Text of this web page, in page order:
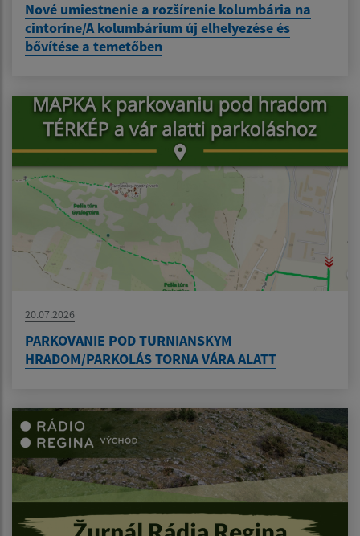
Nové umiestnenie a rozšírenie kolumbária na
cintoríne/A kolumbárium új elhelyezése és
bővítése a temetőben
20.07.2026
PARKOVANIE POD TURNIANSKYM
HRADOM/PARKOLÁS TORNA VÁRA ALATT